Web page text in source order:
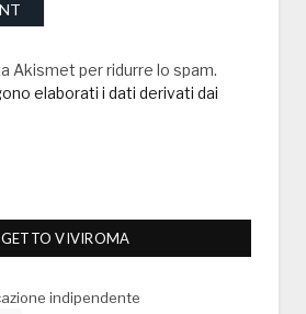
Akismet per ridurre lo spam.
elaborati i dati derivati dai
VIVIROMA
indipendente